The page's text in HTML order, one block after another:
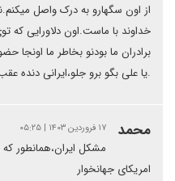
از اون سگهارو به درک واصل
خداوند با ماست.اون دلاورایی که
برادران ما بودنو بخاطر ما
.یا علی بگو برو جلو،ایرانی دنده
محمد ۱۷ فروردین ۱۴۰۳ | ۰۵:۲۵
مشکل ایران،همانطور
امریکای جهانخوار